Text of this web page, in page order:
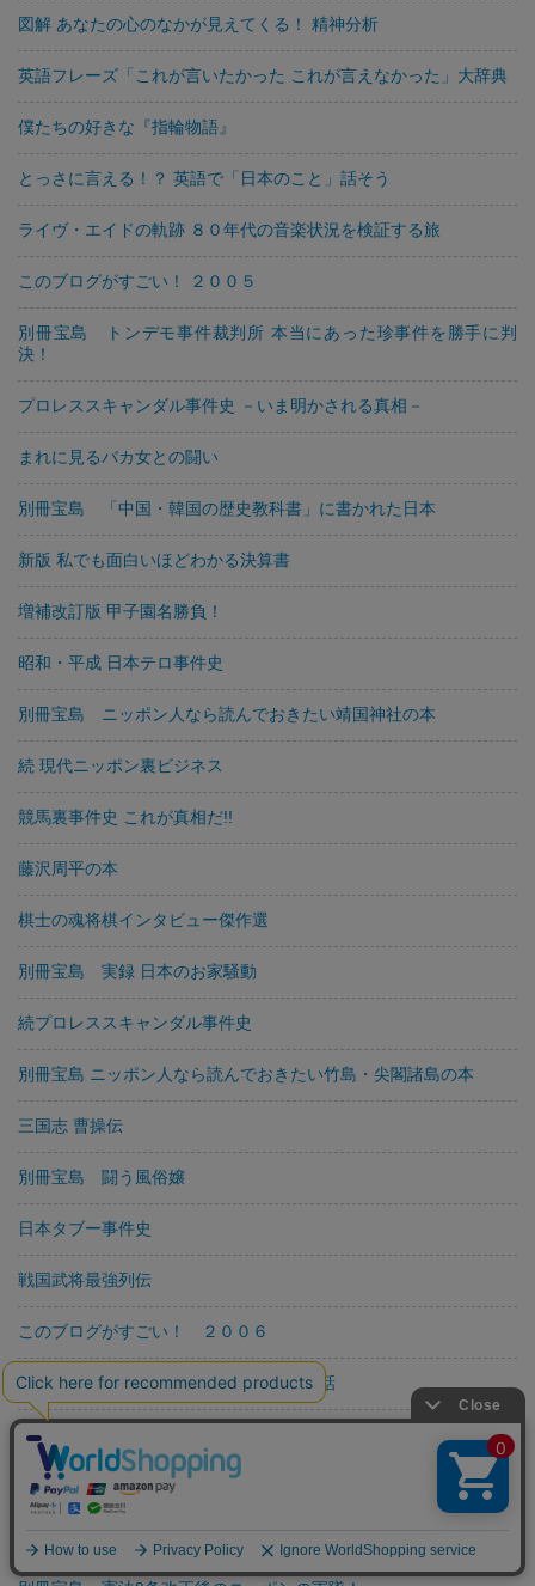
図解 あなたの心のなかが見えてくる！ 精神分析
英語フレーズ「これが言いたかった これが言えなかった」大辞典
僕たちの好きな『指輪物語』
とっさに言える！？ 英語で「日本のこと」話そう
ライヴ・エイドの軌跡 ８０年代の音楽状況を検証する旅
このブログがすごい！ ２００５
別冊宝島 トンデモ事件裁判所 本当にあった珍事件を勝手に判
決！
プロレススキャンダル事件史 －いま明かされる真相－
まれに見るバカ女との闘い
別冊宝島 「中国・韓国の歴史教科書」に書かれた日本
新版 私でも面白いほどわかる決算書
増補改訂版 甲子園名勝負！
昭和・平成 日本テロ事件史
別冊宝島 ニッポン人なら読んでおきたい靖国神社の本
続 現代ニッポン裏ビジネス
競馬裏事件史 これが真相だ!!
藤沢周平の本
棋士の魂将棋インタビュー傑作選
別冊宝島 実録 日本のお家騒動
続プロレススキャンダル事件史
別冊宝島 ニッポン人なら読んでおきたい竹島・尖閣諸島の本
三国志 曹操伝
別冊宝島 闘う風俗嬢
日本タブー事件史
戦国武将最強列伝
このブログがすごい！ ２００６
１０日間でつかむ！ 伝わるハングル会話
新装版 ザ・風俗嬢
新装版 隣のサイコさん